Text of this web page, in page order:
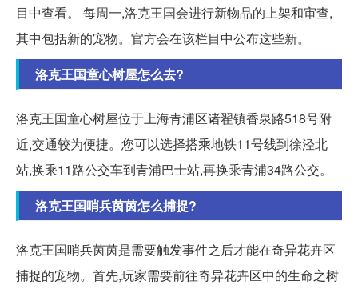
目中查看。 每周一,洛克王国会进行新物品的上架和审查,
其中包括新的宠物。官方会在该栏目中公布这些新。
洛克王国童心树屋怎么去?
洛克王国童心树屋位于上海青浦区诸翟镇香泉路518号附
近,交通较为便捷。您可以选择搭乘地铁11号线到徐泾北
站,换乘11路公交车到青浦巴士站,再换乘青浦34路公交。
洛克王国哨兵茵茵怎么捕捉?
洛克王国哨兵茵茵是需要触发事件之后才能在奇异花卉区
捕捉的宠物。首先,玩家需要前往奇异花卉区中的生命之树